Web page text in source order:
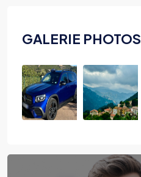
GALERIE PHOTOS